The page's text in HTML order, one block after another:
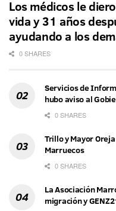
Los médicos le
vida y 31 años
ayudando a los
0 SHARES
Servicios de
hubo aviso al
0 SHARES
Trillo y Mayor
Marruecos
0 SHARES
La Asociación
migración y